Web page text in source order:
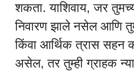
शकता. याशिवाय, जर
निवारण झाले नसेल आणि
किंवा आर्थिक त्रास सहन
असेल, तर तुम्ही ग्राहक